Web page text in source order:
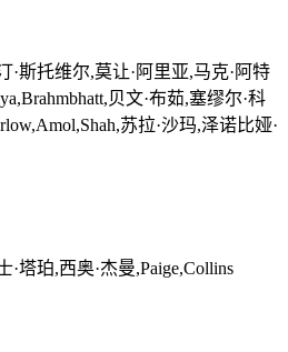
·斯托维尔,莫让·阿里亚,马克·阿特
贝文·布茹,塞缪尔·科
苏拉·沙玛,泽诺比娅·
·塔珀,西奥·杰曼,Paige,Collins